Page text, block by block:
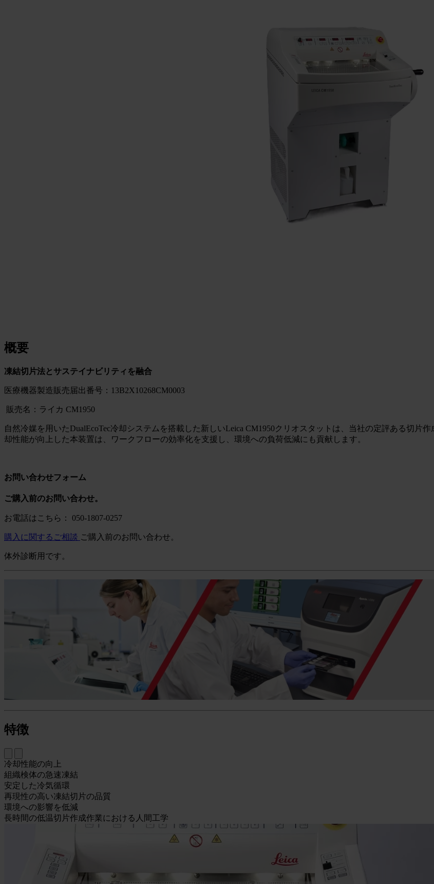
概要
凍結切片法とサステイナビリティを融合
医療機器製造販売届出番号：13B2X10268CM0003
販売名：ライカ CM1950
自然冷媒を用いたDualEcoTec冷却システムを搭載した新しいLeica CM1950クリオスタットは、当社の定評ある切片
却性能が向上した本装置は、ワークフローの効率化を支援し、環境への負荷低減にも貢献します。
お問い合わせフォーム
ご購入前のお問い合わせ。
お電話はこちら： 050-1807-0257
購入に関するご相談 ご購入前のお問い合わせ。
体外診断用です。
特徴
冷却性能の向上
組織検体の急速凍結
安定した冷気循環
再現性の高い凍結切片の品質
環境への影響を低減
長時間の低温切片作成作業における人間工学